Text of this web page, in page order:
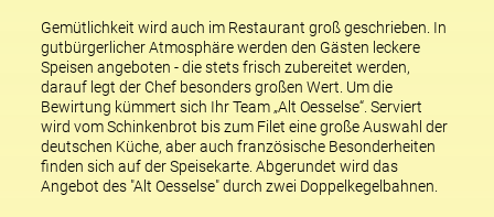
Gemütlichkeit wird auch im Restaurant groß geschrieben. In
gutbürgerlicher Atmosphäre werden den Gästen leckere
Speisen angeboten - die stets frisch zubereitet werden,
darauf legt der Chef besonders großen Wert. Um die
Bewirtung kümmert sich Ihr Team „Alt Oesselse“. Serviert
wird vom Schinkenbrot bis zum Filet eine große Auswahl der
deutschen Küche, aber auch französische Besonderheiten
finden sich auf der Speisekarte. Abgerundet wird das
Angebot des "Alt Oesselse" durch zwei Doppelkegelbahnen.